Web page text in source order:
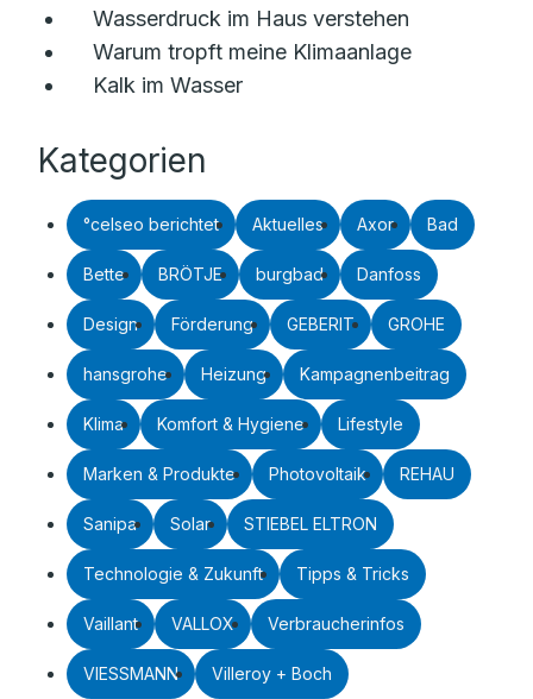
Wasserdruck im Haus verstehen
Warum tropft meine Klimaanlage
Kalk im Wasser
Kategorien
°celseo berichtet Aktuelles Axor Bad
Bette BRÖTJE burgbad Danfoss
Design Förderung GEBERIT GROHE
hansgrohe Heizung Kampagnenbeitrag
Klima Komfort & Hygiene Lifestyle
Marken & Produkte Photovoltaik REHAU
Sanipa Solar STIEBEL ELTRON
Technologie & Zukunft Tipps & Tricks
Vaillant VALLOX Verbraucherinfos
VIESSMANN Villeroy + Boch